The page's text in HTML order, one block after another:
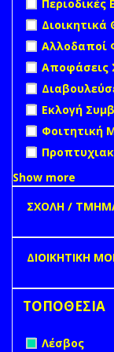
Περιοδικές
ApplyΔιοικητικά
undefined
Αλλοδαποί
undefined
Αποφάσεις
undefined
undefined
Εκλογή
undefined
Φοιτητική
undefined
Show more
ΤΟΠΟΘΕΣΙΑ
Remove Λέσβος
Λέσβος